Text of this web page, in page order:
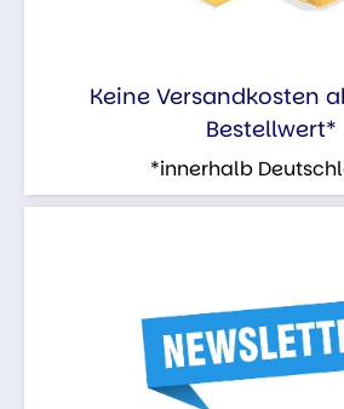
Keine Versandkosten
Bestellwert*
*innerhalb